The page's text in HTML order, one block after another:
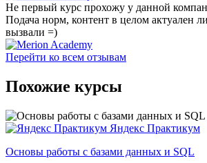
Не первый курс прохожу у данной
Подача норм, контент в целом актуален
вызвали =)
Перейти ко всем отзывам
Похожие курсы
Яндекс Практикум
Основы работы с базами данных и SQL